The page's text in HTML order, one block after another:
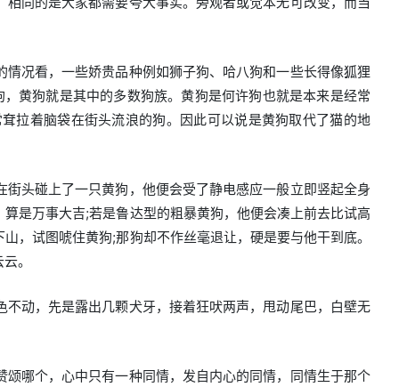
况看，一些娇贵品种例如狮子狗、哈八狗和一些长得像狐狸
黄狗就是其中的多数狗族。黄狗是何许狗也就是本来是经常
拉着脑袋在街头流浪的狗。因此可以说是黄狗取代了猫的地
头碰上了一只黄狗，他便会受了静电感应一般立即竖起全身
是万事大吉;若是鲁达型的粗暴黄狗，他便会凑上前去比试高
，试图唬住黄狗;那狗却不作丝毫退让，硬是要与他干到底。
。
动，先是露出几颗犬牙，接着狂吠两声，甩动尾巴，白壁无
哪个，心中只有一种同情，发自内心的同情，同情生于那个